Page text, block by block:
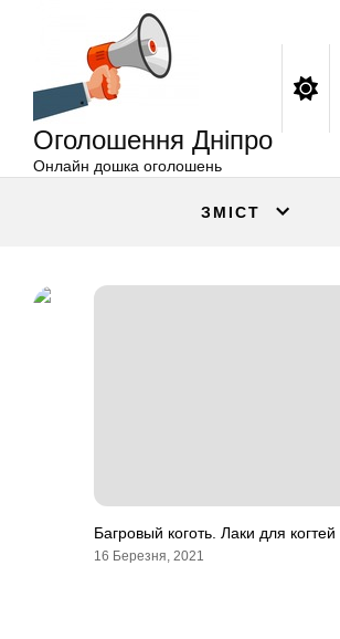
Оголошення Дніпро
Онлайн дошка оголошень
ЗМІСТ
Багровый коготь. Лаки для
16 Березня, 2021